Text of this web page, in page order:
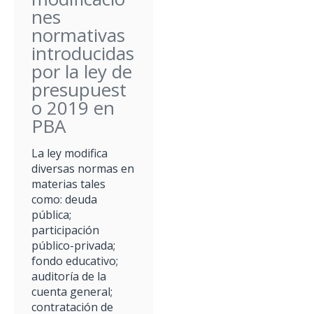
nes
normativas
introducidas
por la ley de
presupuest
o 2019 en
PBA
La ley modifica
diversas normas en
materias tales
como: deuda
pública;
participación
público-privada;
fondo educativo;
auditoría de la
cuenta general;
contratación de